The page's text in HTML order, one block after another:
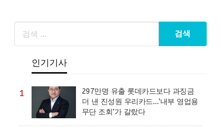
인기기사
1
297만명 유출 롯데카드보다 과징금
더 낸 진성원 우리카드…’내부 영업용
무단 조회’가 갈랐다